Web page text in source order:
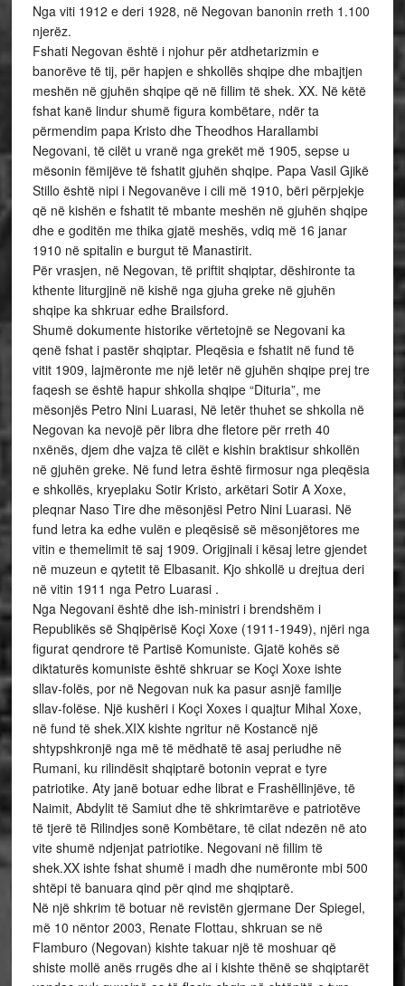
Nga viti 1912 e deri 1928, në Negovan banonin rreth 1.100
njerëz.
Fshati Negovan është i njohur për atdhetarizmin e
banorëve të tij, për hapjen e shkollës shqipe dhe mbajtjen
meshën në gjuhën shqipe që në fillim të shek. XX. Në këtë
fshat kanë lindur shumë figura kombëtare, ndër ta
përmendim papa Kristo dhe Theodhos Harallambi
Negovani, të cilët u vranë nga grekët më 1905, sepse u
mësonin fëmijëve të fshatit gjuhën shqipe. Papa Vasil Gjikë
Stillo është nipi i Negovanëve i cili më 1910, bëri përpjekje
që në kishën e fshatit të mbante meshën në gjuhën shqipe
dhe e goditën me thika gjatë meshës, vdiq më 16 janar
1910 në spitalin e burgut të Manastirit.
Për vrasjen, në Negovan, të priftit shqiptar, dëshironte ta
kthente liturgjinë në kishë nga gjuha greke në gjuhën
shqipe ka shkruar edhe Brailsford.
Shumë dokumente historike vërtetojnë se Negovani ka
qenë fshat i pastër shqiptar. Pleqësia e fshatit në fund të
vitit 1909, lajmëronte me një letër në gjuhën shqipe prej tre
faqesh se është hapur shkolla shqipe “Dituria”, me
mësonjës Petro Nini Luarasi, Në letër thuhet se shkolla në
Negovan ka nevojë për libra dhe fletore për rreth 40
nxënës, djem dhe vajza të cilët e kishin braktisur shkollën
në gjuhën greke. Në fund letra është firmosur nga pleqësia
e shkollës, kryeplaku Sotir Kristo, arkëtari Sotir A Xoxe,
pleqnar Naso Tire dhe mësonjësi Petro Nini Luarasi. Në
fund letra ka edhe vulën e pleqësisë së mësonjëtores me
vitin e themelimit të saj 1909. Origjinali i kësaj letre gjendet
në muzeun e qytetit të Elbasanit. Kjo shkollë u drejtua deri
në vitin 1911 nga Petro Luarasi .
Nga Negovani është dhe ish-ministri i brendshëm i
Republikës së Shqipërisë Koçi Xoxe (1911-1949), njëri nga
figurat qendrore të Partisë Komuniste. Gjatë kohës së
diktaturës komuniste është shkruar se Koçi Xoxe ishte
sllav-folës, por në Negovan nuk ka pasur asnjë familje
sllav-folëse. Një kushëri i Koçi Xoxes i quajtur Mihal Xoxe,
në fund të shek.XIX kishte ngritur në Kostancë një
shtypshkronjë nga më të mëdhatë të asaj periudhe në
Rumani, ku rilindësit shqiptarë botonin veprat e tyre
patriotike. Aty janë botuar edhe librat e Frashëllinjëve, të
Naimit, Abdylit të Samiut dhe të shkrimtarëve e patriotëve
të tjerë të Rilindjes sonë Kombëtare, të cilat ndezën në ato
vite shumë ndjenjat patriotike. Negovani në fillim të
shek.XX ishte fshat shumë i madh dhe numëronte mbi 500
shtëpi të banuara qind për qind me shqiptarë.
Në një shkrim të botuar në revistën gjermane Der Spiegel,
më 10 nëntor 2003, Renate Flottau, shkruan se në
Flamburo (Negovan) kishte takuar një të moshuar që
shiste mollë anës rrugës dhe ai i kishte thënë se shqiptarët